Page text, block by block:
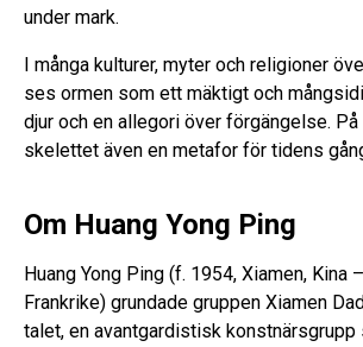
under mark.
I många kulturer, myter och religioner
ses ormen som ett mäktigt och
djur och en allegori över förgängelse.
skelettet även en metafor för tidens
Om Huang Yong Ping
Huang Yong Ping (f. 1954, Xiamen, Kina
Frankrike) grundade gruppen Xiamen
talet, en avantgardistisk